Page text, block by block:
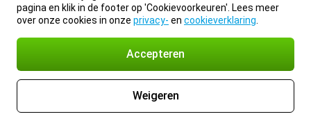
pagina en klik in de footer op 'Cookievoorkeuren'. Lees meer
over onze cookies in onze privacy- en cookieverklaring
Accepteren
Weigeren